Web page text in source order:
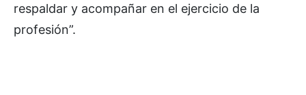
respaldar y acompañar en el ejercicio de la
profesión”.